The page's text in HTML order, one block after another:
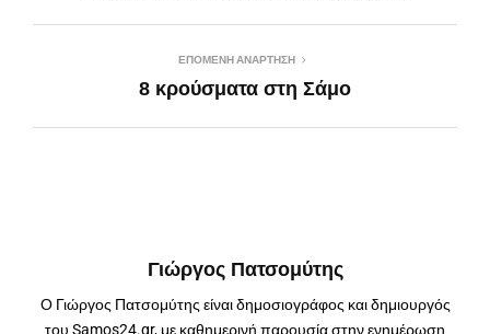
ΕΠΌΜΕΝΗ ΑΝΆΡΤΗΣΗ
8 κρούσματα στη Σάμο
Γιώργος Πατσομύτης
Ο Γιώργος Πατσομύτης είναι δημοσιογράφος και δημιουργός
του Samos24.gr, με καθημερινή παρουσία στην ενημέρωση